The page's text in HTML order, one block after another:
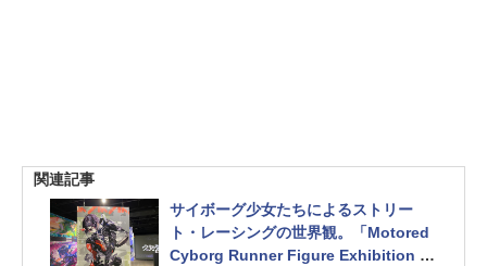
関連記事
サイボーグ少女たちによるストリー
ト・レーシングの世界観。「Motored
Cyborg Runner Figure Exhibition M